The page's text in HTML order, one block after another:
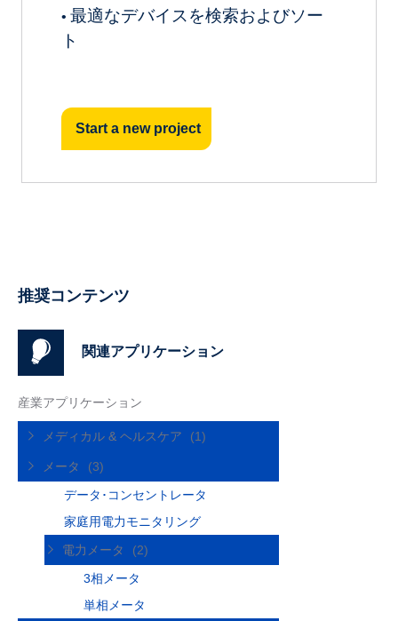
• 最適なデバイスを検索およびソー
ト
Start a new project
推奨コンテンツ
関連アプリケーション
産業アプリケーション
メディカル & ヘルスケア (1)
メータ
(3)
データ･コンセントレータ
家庭用電力モニタリング
電力メータ
(2)
3相メータ
単相メータ